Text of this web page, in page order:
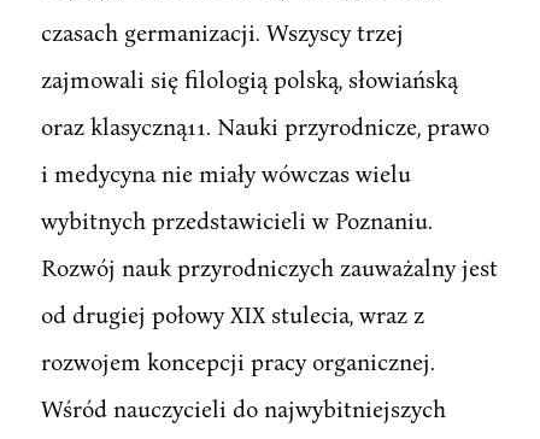
czasach germanizacji. Wszyscy trzej
zajmowali się filologią polską, słowiańską
oraz klasyczną11. Nauki przyrodnicze, prawo
i medycyna nie miały wówczas wielu
wybitnych przedstawicieli w Poznaniu.
Rozwój nauk przyrodniczych zauważalny jest
od drugiej połowy XIX stulecia, wraz z
rozwojem koncepcji pracy organicznej.
Wśród nauczycieli do najwybitniejszych